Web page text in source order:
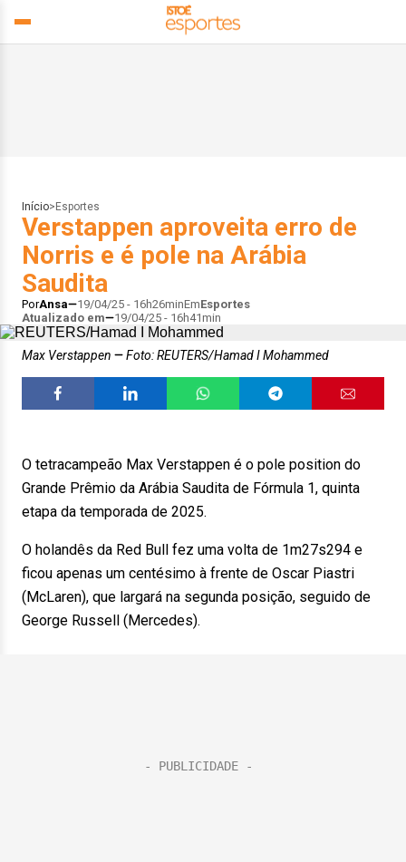
Início> Esportes
Verstappen aproveita erro de
Norris e é pole na Arábia
Saudita
PorAnsa 19/04/25 - 16h26minEmEsportes
Atualizado em
19/04/25 - 16h41min
Max Verstappen Foto: REUTERS/Hamad I Mohammed
O tetracampeão Max Verstappen é o pole position do
Grande Prêmio da Arábia Saudita de Fórmula 1, quinta
etapa da temporada de 2025.
O holandês da Red Bull fez uma volta de 1m27s294 e
ficou apenas um centésimo à frente de Oscar Piastri
(McLaren), que largará na segunda posição, seguido de
George Russell (Mercedes).